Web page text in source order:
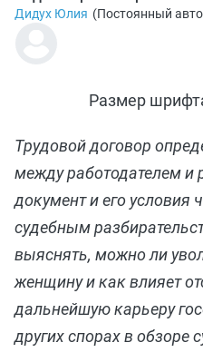
Дидух Юлия (Постоянный
Размер
Трудовой договор
между работодателем и
документ и его условия
судебным
выяснять, можно ли
женщину и как влияет
дальнейшую карьеру
других спорах в обзоре